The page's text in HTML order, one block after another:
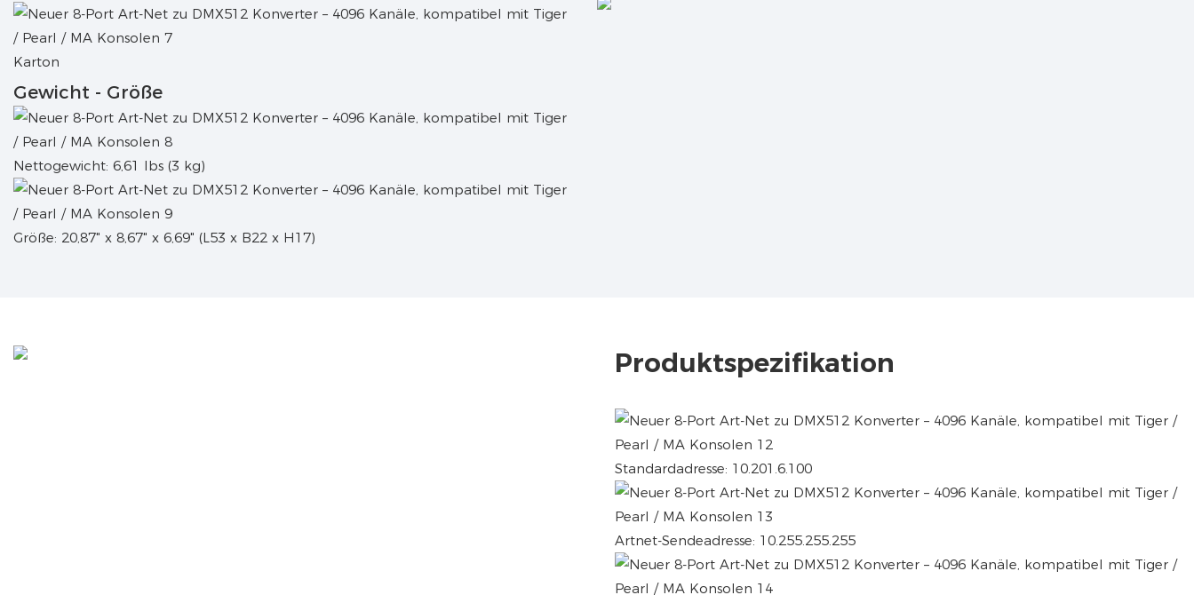
Karton
Gewicht - Größe
Nettogewicht: 6,61 lbs (3 kg)
Größe: 20,87" x 8,67" x 6,69" (L53 x B22 x H17)
Produktspezifikation
Standardadresse: 10.201.6.100
Artnet-Sendeadresse: 10.255.255.255